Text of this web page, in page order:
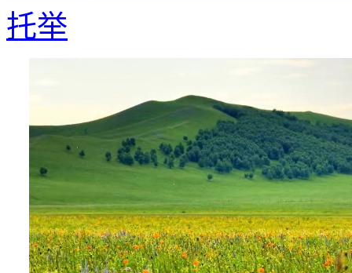
托举